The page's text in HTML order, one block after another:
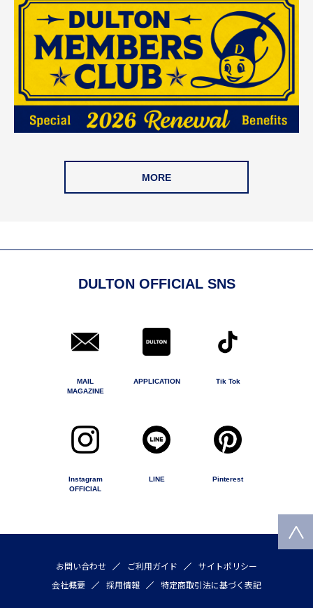
MORE
DULTON OFFICIAL SNS
MAIL
MAGAZINE
APPLICATION Tik Tok
Instagram
OFFICIAL
LINE Pinterest
お問い合わせ ご利用ガイド
サイトポリシー
会社概要
採用情報 特定商取引法に基づく表記